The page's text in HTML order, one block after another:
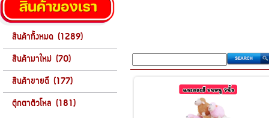
สินค้าทั้งหมด (1289)
สินค้ามาใหม่ (70)
สินค้าขายดี (177)
ตุ๊กตาตัวโหล (181)